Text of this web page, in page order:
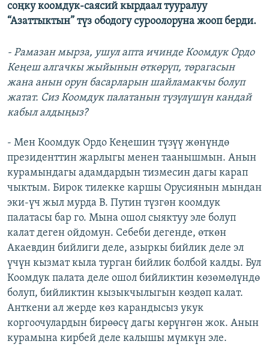
соңку коомдук-саясий кырдаал тууралуу
“Азаттыктын” түз ободогу суроолоруна жооп берди.
- Рамазан мырза, ушул апта ичинде Коомдук Ордо
Кеңеш алгачкы жыйынын өткөрүп, төрагасын
жана анын орун басарларын шайламакчы болуп
жатат. Сиз Коомдук палатанын түзүлүшүн кандай
кабыл алдыңыз?
- Мен Коомдук Ордо Кеңешин түзүү жөнүндө
президенттин жарлыгы менен таанышмын. Анын
курамындагы адамдардын тизмесин дагы карап
чыктым. Бирок тилекке каршы Орусиянын мындан
эки-үч жыл мурда В. Путин түзгөн коомдук
палатасы бар го. Мына ошол сыяктуу эле болуп
калат деген ойдомун. Себеби дегенде, өткөн
Акаевдин бийлиги деле, азыркы бийлик деле эл
үчүн кызмат кыла турган бийлик болбой калды. Бул
Коомдук палата деле ошол бийликтин көзөмөлүндө
болуп, бийликтин кызыкчылыгын көздөп калат.
Анткени ал жерде көз карандысыз укук
коргоочулардын бирөөсү дагы көрүнгөн жок. Анын
курамына кирбей деле калышы мүмкүн эле.